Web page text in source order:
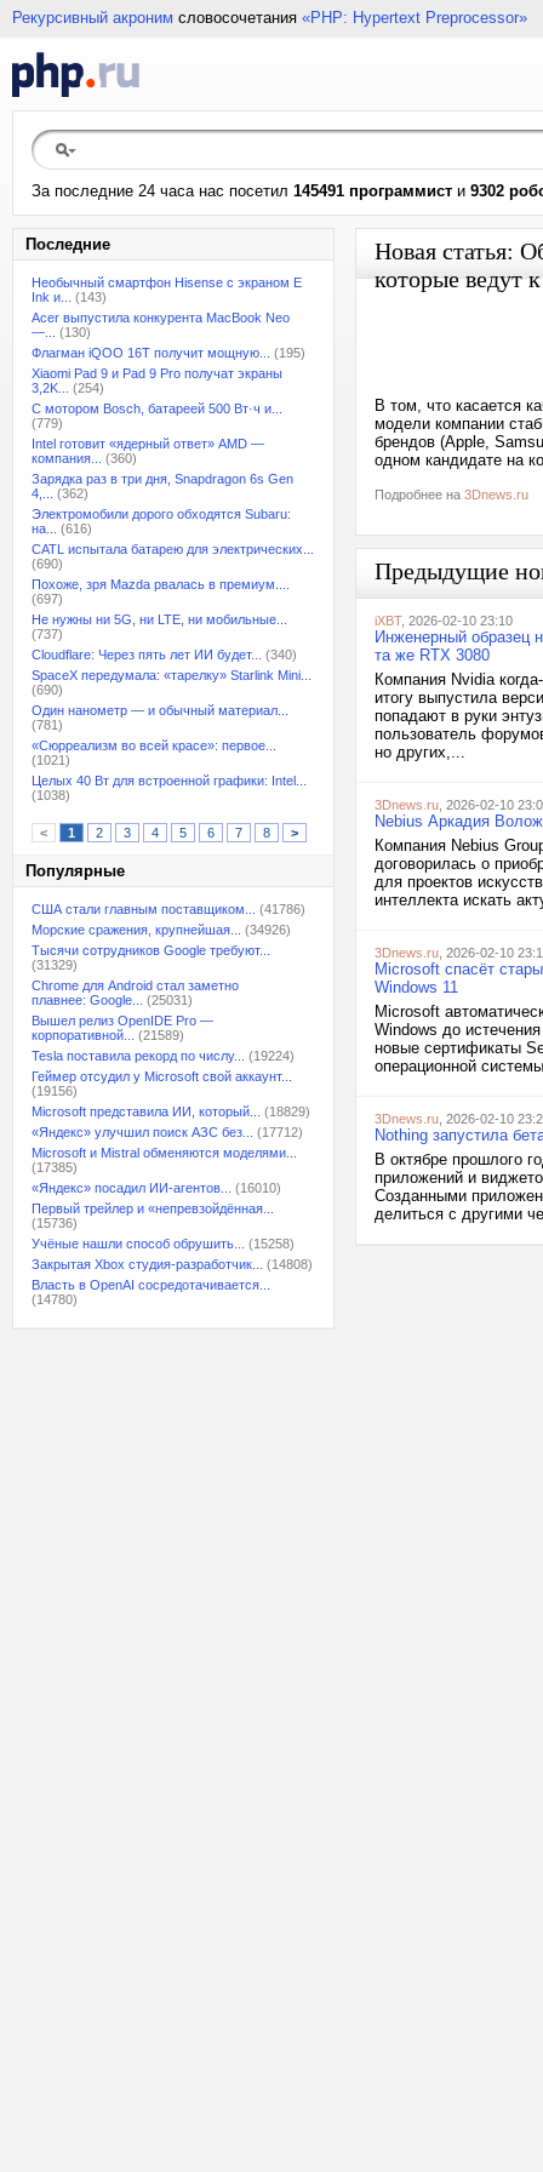
Рекурсивный акроним словосочетания «PHP: Hypertext Preprocessor»
За последние 24 часа нас посетил 145491 программист и 9302
Последние
Необычный смартфон Hisense с экраном E
Ink и...
(143)
Acer выпустила конкурента MacBook Neo
—...
(130)
Флагман iQOO 16T получит мощную...
(195)
Xiaomi Pad 9 и Pad 9 Pro получат экраны
3,2K...
(254)
С мотором Bosch, батареей 500 Вт·ч и...
(779)
Intel готовит «ядерный ответ» AMD —
компания...
(360)
Зарядка раз в три дня, Snapdragon 6s Gen
4,...
(362)
Электромобили дорого обходятся Subaru:
на...
(616)
CATL испытала батарею для электрических...
(690)
Похоже, зря Mazda рвалась в премиум....
(697)
Не нужны ни 5G, ни LTE, ни мобильные...
(737)
Cloudflare: Через пять лет ИИ будет...
(340)
SpaceX передумала: «тарелку» Starlink Mini...
(690)
Один нанометр — и обычный материал...
(781)
«Сюрреализм во всей красе»: первое...
(1021)
Целых 40 Вт для встроенной графики: Intel...
(1038)
< 1 2 3 4 5 6 7 8 >
Популярные
США стали главным поставщиком...
(41786)
Морские сражения, крупнейшая...
(34926)
Тысячи сотрудников Google требуют...
(31329)
Chrome для Android стал заметно
плавнее: Google...
(25031)
Вышел релиз OpenIDE Pro —
корпоративной...
(21589)
Tesla поставила рекорд по числу...
(19224)
Геймер отсудил у Microsoft свой аккаунт...
(19156)
Microsoft представила ИИ, который...
(18829)
«Яндекс» улучшил поиск АЗС без...
(17712)
Microsoft и Mistral обменяются моделями...
(17385)
«Яндекс» посадил ИИ-агентов...
(16010)
Первый трейлер и «непревзойдённая...
(15736)
Учёные нашли способ обрушить...
(15258)
Закрытая Xbox студия-разработчик...
(14808)
Власть в OpenAI сосредотачивается...
(14780)
Новая статья:
которые ведут
В том, что касается
модели компании
брендов (Apple,
одном кандидате на
Подробнее на 3Dnews.ru
Предыдущие
iXBT, 2026-02-10 23:10
Инженерный образец
та же RTX 3080
Компания Nvidia
итогу выпустила
попадают в руки
пользователь
но других,...
3Dnews.ru , 2026-02-10
Nebius Аркадия
Компания Nebius
договорилась о
для проектов
интеллекта искать
3Dnews.ru , 2026-02-10
Microsoft спасёт
Windows 11
Microsoft
Windows до
новые сертификаты
операционной
3Dnews.ru , 2026-02-10
Nothing запустила
В октябре прошлого
приложений и
Созданными
делиться с другими